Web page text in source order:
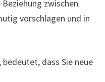
zwischen
vorschlagen und in
dass Sie neue